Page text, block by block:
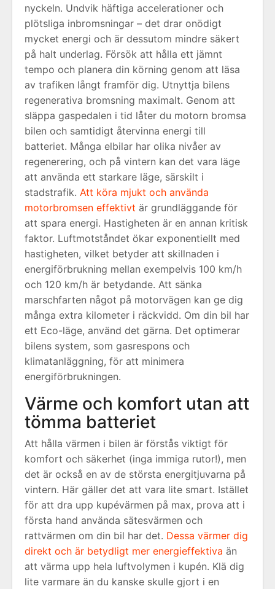
nyckeln. Undvik häftiga accelerationer och
plötsliga inbromsningar – det drar onödigt
mycket energi och är dessutom mindre säkert
på halt underlag. Försök att hålla ett jämnt
tempo och planera din körning genom att läsa
av trafiken långt framför dig. Utnyttja bilens
regenerativa bromsning maximalt. Genom att
släppa gaspedalen i tid låter du motorn bromsa
bilen och samtidigt återvinna energi till
batteriet. Många elbilar har olika nivåer av
regenerering, och på vintern kan det vara läge
att använda ett starkare läge, särskilt i
stadstrafik. Att köra mjukt och använda
motorbromsen effektivt är grundläggande för
att spara energi. Hastigheten är en annan kritisk
faktor. Luftmotståndet ökar exponentiellt med
hastigheten, vilket betyder att skillnaden i
energiförbrukning mellan exempelvis 100 km/h
och 120 km/h är betydande. Att sänka
marschfarten något på motorvägen kan ge dig
många extra kilometer i räckvidd. Om din bil har
ett Eco-läge, använd det gärna. Det optimerar
bilens system, som gasrespons och
klimatanläggning, för att minimera
energiförbrukningen.
Värme och komfort utan att
tömma batteriet
Att hålla värmen i bilen är förstås viktigt för
komfort och säkerhet (inga immiga rutor!), men
det är också en av de största energitjuvarna på
vintern. Här gäller det att vara lite smart. Istället
för att dra upp kupévärmen på max, prova att i
första hand använda sätesvärmen och
rattvärmen om din bil har det. Dessa värmer dig
direkt och är betydligt mer energieffektiva än
att värma upp hela luftvolymen i kupén. Klä dig
lite varmare än du kanske skulle gjort i en